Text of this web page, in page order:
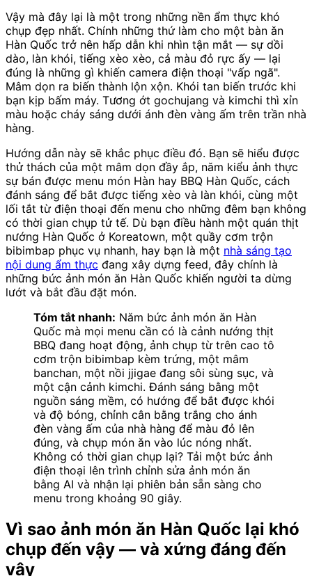
Vậy mà đây lại là một trong những nền ẩm thực khó
chụp đẹp nhất. Chính những thứ làm cho một bàn ăn
Hàn Quốc trở nên hấp dẫn khi nhìn tận mắt — sự dồi
dào, làn khói, tiếng xèo xèo, cả màu đỏ rực ấy — lại
đúng là những gì khiến camera điện thoại "vấp ngã".
Mâm dọn ra biến thành lộn xộn. Khói tan biến trước khi
bạn kịp bấm máy. Tương ớt gochujang và kimchi thì xỉn
màu hoặc cháy sáng dưới ánh đèn vàng ấm trên trần nhà
hàng.
Hướng dẫn này sẽ khắc phục điều đó. Bạn sẽ hiểu được
thử thách của một mâm dọn đầy ắp, năm kiểu ảnh thực
sự bán được menu món Hàn hay BBQ Hàn Quốc, cách
đánh sáng để bắt được tiếng xèo và làn khói, cùng một
lối tắt từ điện thoại đến menu cho những đêm bạn không
có thời gian chụp tử tế. Dù bạn điều hành một quán thịt
nướng Hàn Quốc ở Koreatown, một quầy cơm trộn
bibimbap phục vụ nhanh, hay bạn là một nhà sáng tạo
nội dung ẩm thực đang xây dựng feed, đây chính là
những bức ảnh món ăn Hàn Quốc khiến người ta dừng
lướt và bắt đầu đặt món.
Tóm tắt nhanh: Năm bức ảnh món ăn Hàn
Quốc mà mọi menu cần có là cảnh nướng thịt
BBQ đang hoạt động, ảnh chụp từ trên cao tô
cơm trộn bibimbap kèm trứng, một mâm
banchan, một nồi jjigae đang sôi sùng sục, và
một cận cảnh kimchi. Đánh sáng bằng một
nguồn sáng mềm, có hướng để bắt được khói
và độ bóng, chỉnh cân bằng trắng cho ánh
đèn vàng ấm của nhà hàng để màu đỏ lên
đúng, và chụp món ăn vào lúc nóng nhất.
Không có thời gian chụp lại? Tải một bức ảnh
điện thoại lên trình chỉnh sửa ảnh món ăn
bằng AI và nhận lại phiên bản sẵn sàng cho
menu trong khoảng 90 giây.
Vì sao ảnh món ăn Hàn Quốc lại khó
chụp đến vậy — và xứng đáng đến
vậy